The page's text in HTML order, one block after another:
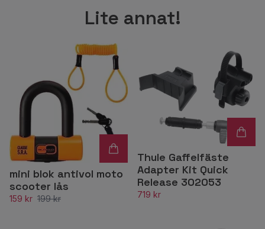
Lite annat!
mini blok antivol moto
scooter lås
159 kr 199 kr
Thule Gaffelfäste
Adapter Kit Quick
Release 302053
719 kr